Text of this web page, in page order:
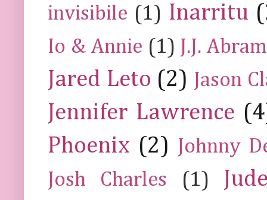
invisibile (1) Inarritu
Io & Annie (1) J.J.
Jared Leto (2) Jason
Jennifer Lawrence
Phoenix (2) Johnny
Josh Charles
(1)